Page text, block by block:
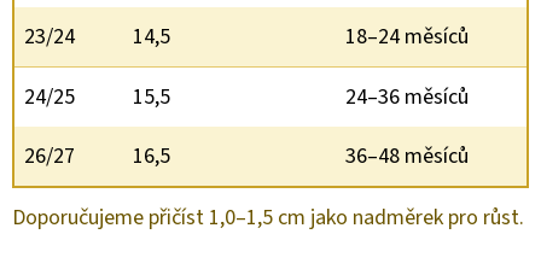
23/24
14,5
18–24 měsíců
24/25
15,5
24–36 měsíců
26/27
16,5 36–48 měsíců
Doporučujeme přičíst 1,0–1,5 cm jako nadměrek pro růst.